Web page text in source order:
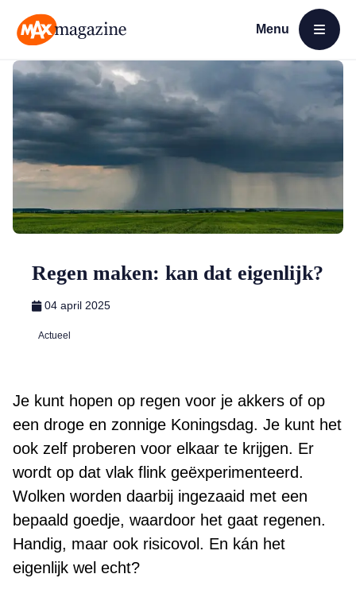
Menu
Open menu
Regen maken: kan dat eigenlijk?
04 april 2025
Actueel
Je kunt hopen op regen voor je akkers of op
een droge en zonnige Koningsdag. Je kunt het
ook zelf proberen voor elkaar te krijgen. Er
wordt op dat vlak flink geëxperimenteerd.
Wolken worden daarbij ingezaaid met een
bepaald goedje, waardoor het gaat regenen.
Handig, maar ook risicovol. En kán het
eigenlijk wel echt?